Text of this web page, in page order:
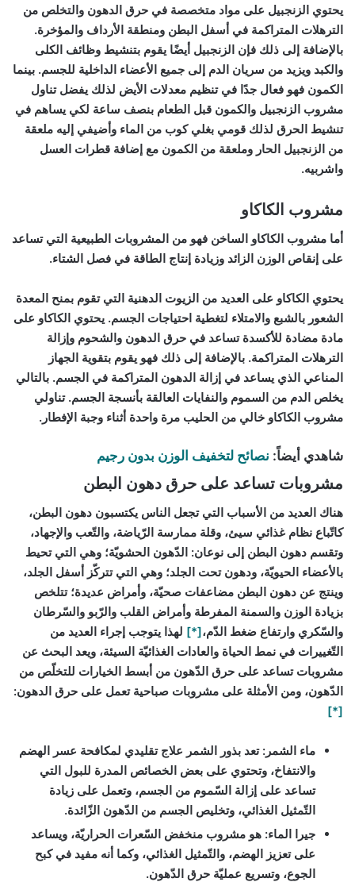
يحتوي الزنجبيل على مواد متخصصة في حرق الدهون والتخلص من
الترهلات المتراكمة في أسفل البطن ومنطقة الأرداف والمؤخرة.
بالإضافة إلى ذلك فإن الزنجبيل أيضًا يقوم بتنشيط وظائف الكلى
والكبد ويزيد من سريان الدم إلى جميع الأعضاء الداخلية للجسم. بينما
الكمون فهو فعال جدًا في تنظيم معدلات الأيض لذلك يفضل تناول
مشروب الزنجبيل والكمون قبل الطعام بنصف ساعة لكي يساهم في
تنشيط الحرق لذلك قومي بغلي كوب من الماء وأضيفي إليه ملعقة
من الزنجبيل الحار وملعقة من الكمون مع إضافة قطرات العسل
واشربيه.
مشروب الكاكاو
أما مشروب الكاكاو الساخن فهو من المشروبات الطبيعية التي تساعد
على إنقاص الوزن الزائد وزيادة إنتاج الطاقة في فصل الشتاء.
يحتوي الكاكاو على العديد من الزيوت الدهنية التي تقوم بمنح المعدة
الشعور بالشبع والامتلاء لتغطية احتياجات الجسم. يحتوي الكاكاو على
مادة مضادة للأكسدة تساعد في حرق الدهون والشحوم وإزالة
الترهلات المتراكمة. بالإضافة إلى ذلك فهو يقوم بتقوية الجهاز
المناعي الذي يساعد في إزالة الدهون المتراكمة في الجسم. بالتالي
يخلص الدم من السموم والنفايات العالقة بأنسجة الجسم. تناولي
مشروب الكاكاو خالي من الحليب مرة واحدة أثناء وجبة الإفطار.
شاهدي أيضاً: نصائح لتخفيف الوزن بدون رجيم
مشروبات تساعد على حرق دهون البطن
هناك العديد من الأسباب التي تجعل الناس يكتسبون دهون البطن،
كاتّباع نظام غذائي سيئ، وقلة ممارسة الرّياضة، والتّعب والإجهاد،
وتقسم دهون البطن إلى نوعان: الدّهون الحشويّة؛ وهي التي تحيط
بالأعضاء الحيويّة، ودهون تحت الجلد؛ وهي التي تتركّز أسفل الجلد،
وينتج عن دهون البطن مضاعفات صحيّة، وأمراض عديدة؛ تتلخص
بزيادة الوزن والسمنة المفرطة وأمراض القلب والرّبو والسّرطان
والسّكري وارتفاع ضغط الدّم،[*] لهذا يتوجب إجراء العديد من
التّغييرات في نمط الحياة والعادات الغذائيّة السيئة، ويعد البحث عن
مشروبات تساعد على حرق الدّهون من أبسط الخيارات للتخلّص من
الدّهون، ومن الأمثلة على مشروبات صباحية تعمل على حرق الدهون:
[*]
ماء الشمر: تعد بذور الشمر علاج تقليدي لمكافحة عسر الهضم
والانتفاخ، وتحتوي على بعض الخصائص المدرة للبول التي
تساعد على إزالة السّموم من الجسم، وتعمل على زيادة
التّمثيل الغذائي، وتخليص الجسم من الدّهون الزّائدة.
جيرا الماء: هو مشروب منخفض السّعرات الحراريّة، ويساعد
على تعزيز الهضم، والتّمثيل الغذائي، وكما أنه مفيد في كبح
الجوع، وتسريع عمليّة حرق الدّهون.